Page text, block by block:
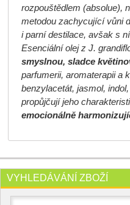
rozpouštědlem (absolue),
metodou zachycující vůni
i parní destilace, avšak s
Esenciální olej z J.
smyslnou, sladce
parfumerii, aromaterapii a
benzylacetát, jasmol,
propůjčují jeho
emocionálně
VYHLEDÁVÁNÍ ZBOŽÍ